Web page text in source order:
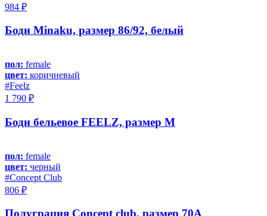
984 ₽
Боди Minaku, размер 86/92, белый
пол: female
цвет: коричневый
#Feelz
1 790 ₽
Боди бельевое FEELZ, размер M
пол: female
цвет: черный
#Concept Club
806 ₽
Полуграция Concept club, размер 70A